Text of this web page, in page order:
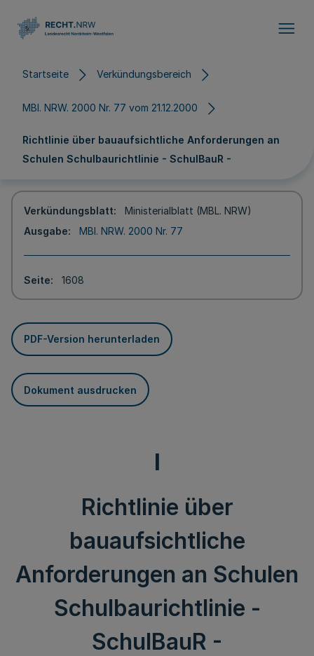
Startseite Verkündungsbereich
MBl. NRW. 2000 Nr. 77 vom 21.12.2000
Richtlinie über bauaufsichtliche Anforderungen an
Schulen Schulbaurichtlinie - SchulBauR -
Verkündungsblatt
Ministerialblatt (MBL. NRW)
Ausgabe
MBl. NRW. 2000 Nr. 77
Seite 1608
PDF-Version herunterladen
Dokument ausdrucken
I
Richtlinie über
bauaufsichtliche
Anforderungen an Schulen
Schulbaurichtlinie -
SchulBauR -